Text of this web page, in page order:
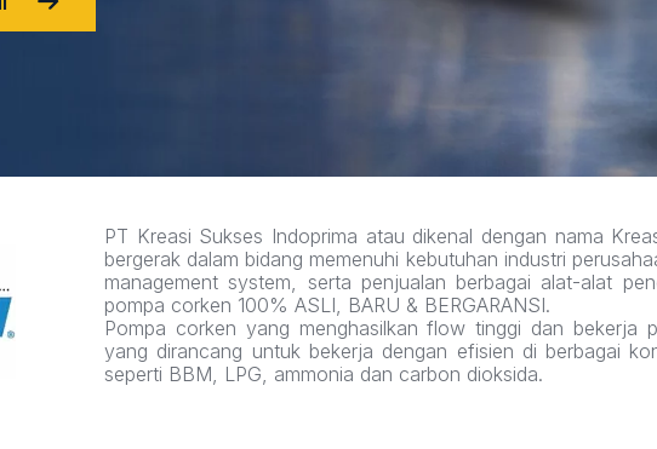
PT Kreasi Sukses Indoprima atau dikenal dengan nama
bergerak dalam bidang memenuhi kebutuhan industri
management system, serta penjualan berbagai alat-alat
pompa corken 100% ASLI, BARU & BERGARANSI.
Pompa corken yang menghasilkan flow tinggi dan bekerja
yang dirancang untuk bekerja dengan efisien di berbagai
seperti BBM, LPG, ammonia dan carbon dioksida.